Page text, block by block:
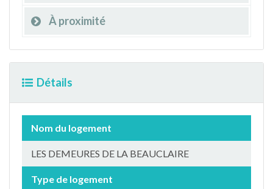
À proximité
Détails
Nom du logement
LES DEMEURES DE LA BEAUCLAIRE
Type de logement